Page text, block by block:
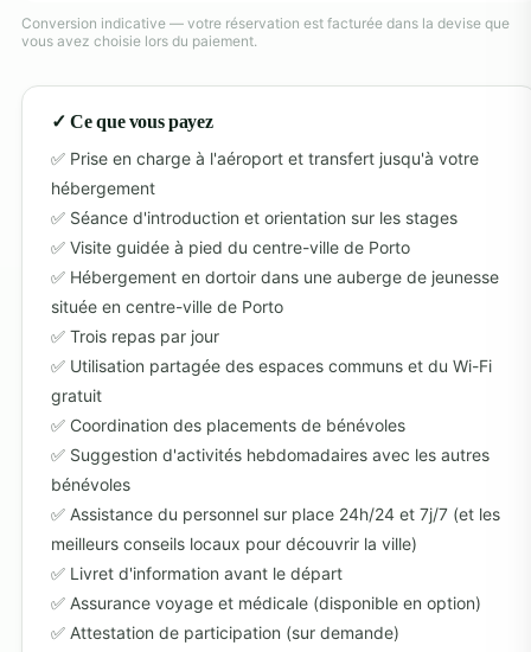
Conversion indicative — votre réservation est facturée dans la devise que
vous avez choisie lors du paiement.
✓ Ce que vous payez
Prise en charge à l'aéroport et transfert jusqu'à votre
hébergement
Séance d'introduction et orientation sur les stages
Visite guidée à pied du centre-ville de Porto
Hébergement en dortoir dans une auberge de jeunesse
située en centre-ville de Porto
Trois repas par jour
Utilisation partagée des espaces communs et du Wi-Fi
gratuit
Coordination des placements de bénévoles
Suggestion d'activités hebdomadaires avec les autres
bénévoles
Assistance du personnel sur place 24h/24 et 7j/7 (et les
meilleurs conseils locaux pour découvrir la ville)
Livret d'information avant le départ
Assurance voyage et médicale (disponible en option)
Attestation de participation (sur demande)